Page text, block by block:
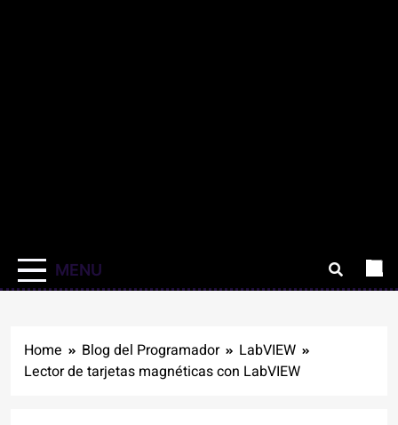
MENU
Home Blog del Programador
LabVIEW
Lector de tarjetas magnéticas con LabVIEW